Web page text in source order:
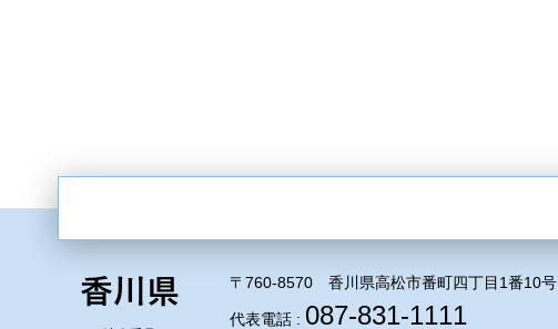
〒760-8570 香川県高松市番町四丁目1番10号
代表電話 : 087-831-1111